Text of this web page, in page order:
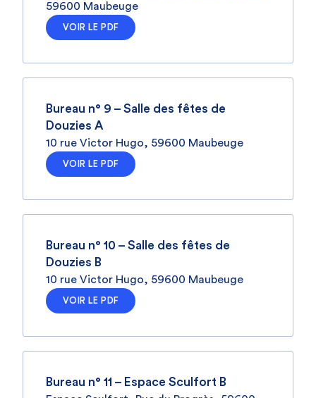
59600 Maubeuge
VOIR LE PDF
Bureau n° 9 – Salle des fêtes de
Douzies A
10 rue Victor Hugo, 59600 Maubeuge
VOIR LE PDF
Bureau n° 10 – Salle des fêtes de
Douzies B
10 rue Victor Hugo, 59600 Maubeuge
VOIR LE PDF
Bureau n° 11 – Espace Sculfort B